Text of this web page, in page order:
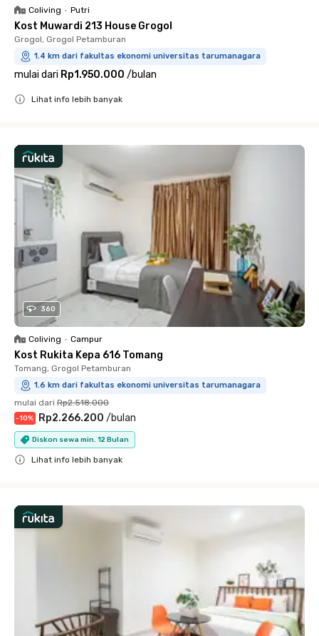
Coliving • Putri
Kost Muwardi 213 House Grogol
Grogol, Grogol Petamburan
1.4 km dari fakultas ekonomi universitas tarumanagara
mulai dari Rp1.950.000 /bulan
Lihat info lebih banyak
360
Coliving • Campur
Kost Rukita Kepa 616 Tomang
Tomang, Grogol Petamburan
1.6 km dari fakultas ekonomi universitas tarumanagara
mulai dari Rp2.518.000
-10% Rp2.266.200 /bulan
Diskon sewa min. 12 Bulan
Lihat info lebih banyak